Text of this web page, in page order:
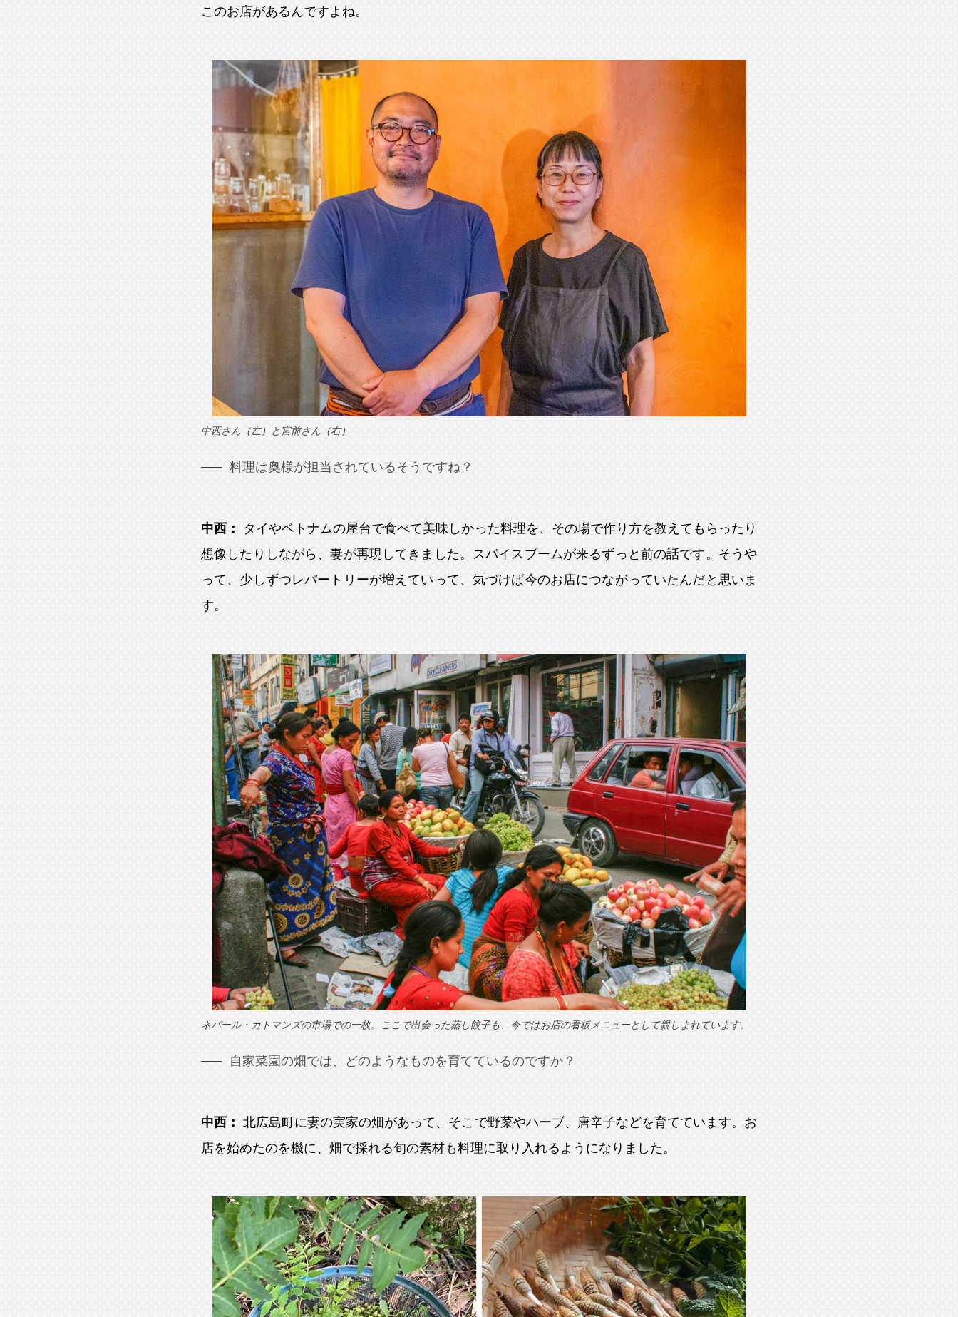
このお店があるんですよね。
中西さん（左）と宮前さん（右）
料理は奥様が担当されているそうですね？
中西：
タイやベトナムの屋台で食べて美味しかった料理を、その場で作り方を教えてもらったり
想像したりしながら、妻が再現してきました。スパイスブームが来るずっと前の話です。そうや
って、少しずつレパートリーが増えていって、気づけば今のお店につながっていたんだと思いま
す。
ネパール・カトマンズの市場での一枚。ここで出会った蒸し餃子も、今ではお店の看板メニューとして親しまれています。
自家菜園の畑では、どのようなものを育てているのですか？
中西：
北広島町に妻の実家の畑があって、そこで野菜やハーブ、唐辛子などを育てています。お
店を始めたのを機に、畑で採れる旬の素材も料理に取り入れるようになりました。